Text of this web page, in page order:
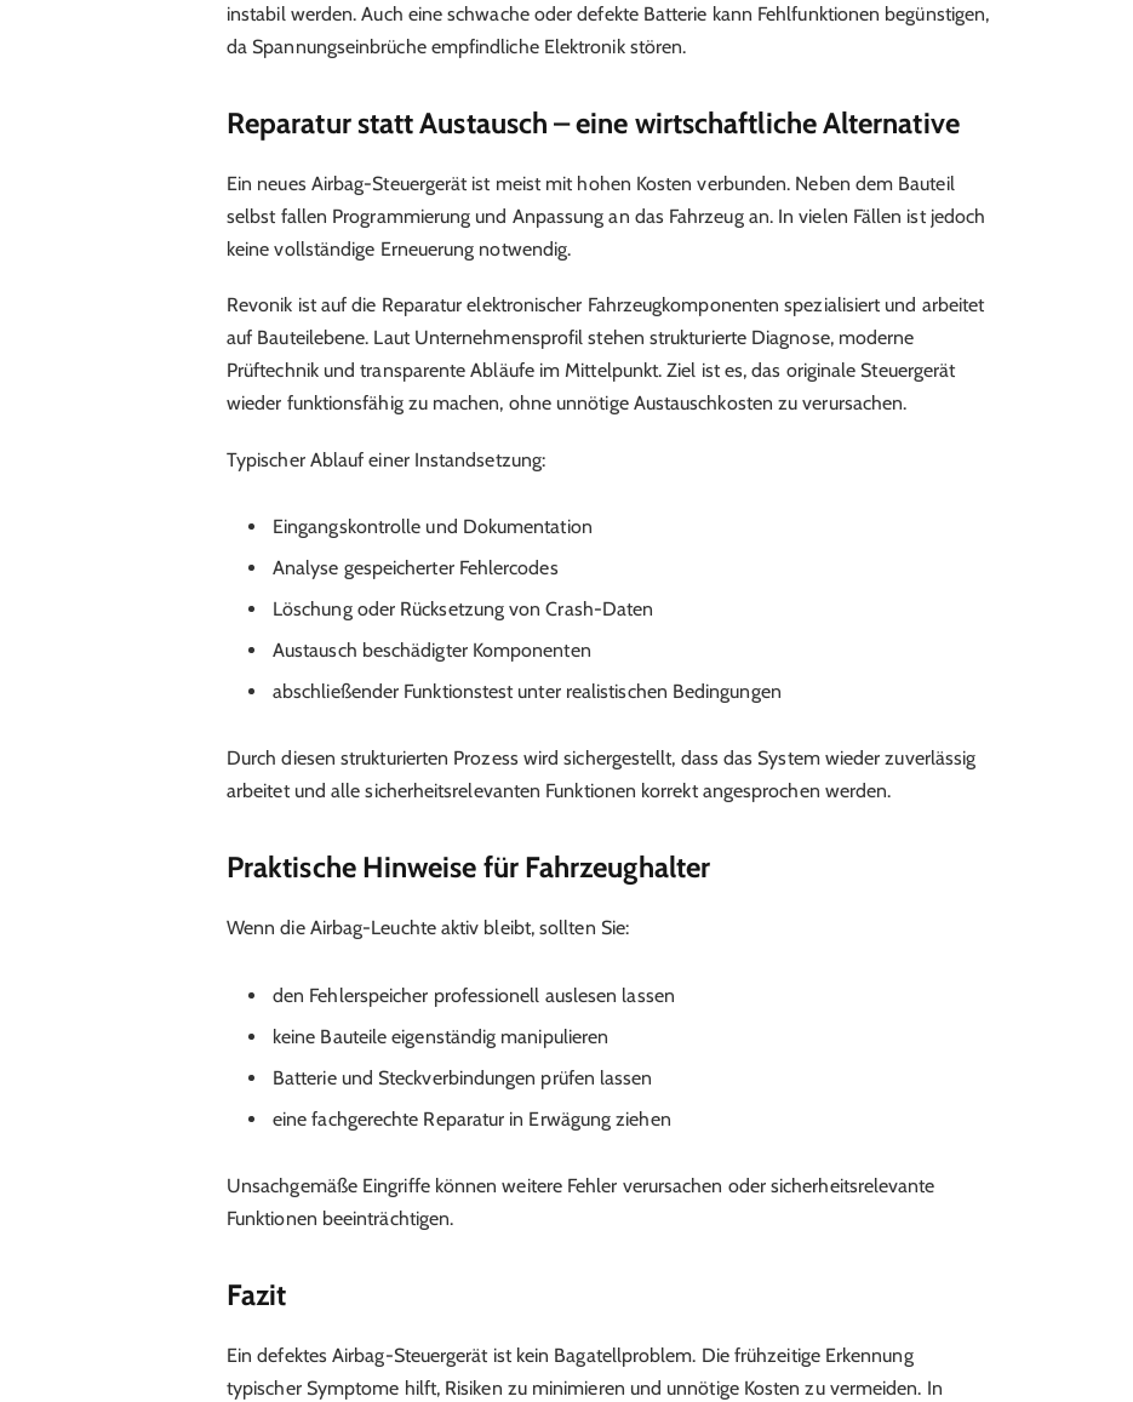
instabil werden. Auch eine schwache oder defekte Batterie kann Fehlfunktionen begünstigen,
da Spannungseinbrüche empfindliche Elektronik stören.
Reparatur statt Austausch – eine wirtschaftliche Alternative
Ein neues Airbag-Steuergerät ist meist mit hohen Kosten verbunden. Neben dem Bauteil
selbst fallen Programmierung und Anpassung an das Fahrzeug an. In vielen Fällen ist jedoch
keine vollständige Erneuerung notwendig.
Revonik ist auf die Reparatur elektronischer Fahrzeugkomponenten spezialisiert und arbeitet
auf Bauteilebene. Laut Unternehmensprofil stehen strukturierte Diagnose, moderne
Prüftechnik und transparente Abläufe im Mittelpunkt. Ziel ist es, das originale Steuergerät
wieder funktionsfähig zu machen, ohne unnötige Austauschkosten zu verursachen.
Typischer Ablauf einer Instandsetzung:
Eingangskontrolle und Dokumentation
Analyse gespeicherter Fehlercodes
Löschung oder Rücksetzung von Crash-Daten
Austausch beschädigter Komponenten
abschließender Funktionstest unter realistischen Bedingungen
Durch diesen strukturierten Prozess wird sichergestellt, dass das System wieder zuverlässig
arbeitet und alle sicherheitsrelevanten Funktionen korrekt angesprochen werden.
Praktische Hinweise für Fahrzeughalter
Wenn die Airbag-Leuchte aktiv bleibt, sollten Sie:
den Fehlerspeicher professionell auslesen lassen
keine Bauteile eigenständig manipulieren
Batterie und Steckverbindungen prüfen lassen
eine fachgerechte Reparatur in Erwägung ziehen
Unsachgemäße Eingriffe können weitere Fehler verursachen oder sicherheitsrelevante
Funktionen beeinträchtigen.
Fazit
Ein defektes Airbag-Steuergerät ist kein Bagatellproblem. Die frühzeitige Erkennung
typischer Symptome hilft, Risiken zu minimieren und unnötige Kosten zu vermeiden. In